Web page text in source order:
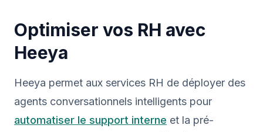
Optimiser vos RH avec
Heeya
Heeya permet aux services RH de déployer des
agents conversationnels intelligents pour
automatiser le support interne et la pré-